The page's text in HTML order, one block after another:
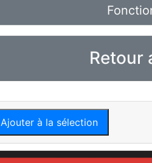
Retour
Ajouter à la sélection